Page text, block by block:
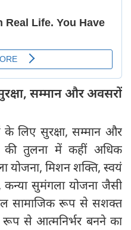
सम्मान और अवसरों
लिए सुरक्षा, सम्मान और
की तुलना में कहीं अधिक
योजना, मिशन शक्ति, स्वयं
सुमंगला योजना जैसी
सामाजिक रूप से सशक्त
रूप से आत्मनिर्भर बनने का